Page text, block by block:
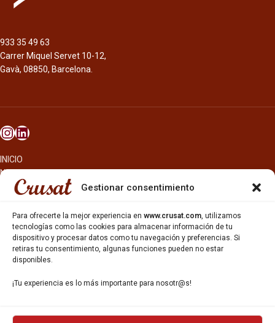
Gestionar consentimiento
Para ofrecerte la mejor experiencia en www.crusat.com, utilizamos
tecnologías como las cookies para almacenar información de tu
dispositivo y procesar datos como tu navegación y preferencias. Si
retiras tu consentimiento, algunas funciones pueden no estar
disponibles.
¡Tu experiencia es lo más importante para nosotr@s!
933 35 49 63
Carrer Miquel Servet 10-12,
Gavà, 08850, Barcelona.
INICIO
NOSOTROS
CERVEZAS
OTROS PRODUCTOS
REPARTO EN BARCELONA
HOSTELERÍA Y PEQUEÑA ALIMENTACIÓN
CARTAS DE CERVEZAS Y VINO
CATAS Y FORMACIONES
SERVICIO TÉCNICO